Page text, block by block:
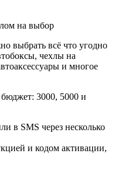
выбрать всё что угодно
чехлы на
и многое
3000, 5000 и
в SMS через несколько
и кодом активации,